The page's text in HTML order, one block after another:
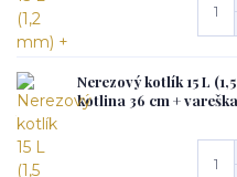
Nerezový kotlík 15 L
kotlina 36 cm +